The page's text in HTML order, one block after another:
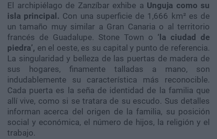
El archipiélago de Zanzíbar exhibe a Unguja como su
isla principal. Con una superficie de 1,666 km² es de
un tamaño muy similar a Gran Canaria o al territorio
francés de Guadalupe. Stone Town o ‘la ciudad de
piedra’, en el oeste, es su capital y punto de referencia.
La singularidad y belleza de las puertas de madera de
sus hogares, finamente talladas a mano, son
indudablemente su característica más reconocible.
Cada puerta es la seña de identidad de la familia que
allí vive, como si se tratara de su escudo. Sus detalles
informan acerca del origen de la familia, su posición
social y económica, el número de hijos, la religión y el
trabajo.